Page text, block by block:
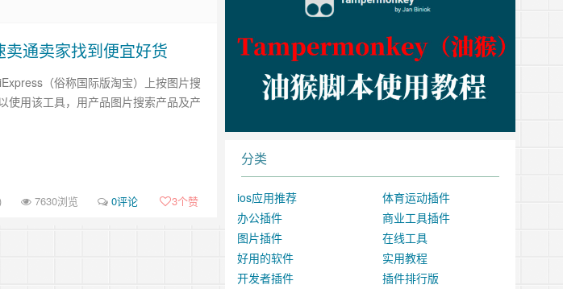
通卖家找到便宜好货
（俗称国际版淘宝）上按图片搜
使用该工具，用产品图片搜索产品及产
7630浏览 0评论 3个赞
分类
ios应用推荐
体育运动插件
办公插件
商业工具插件
图片插件
在线工具
好用的软件
实用教程
开发者插件
插件排行版